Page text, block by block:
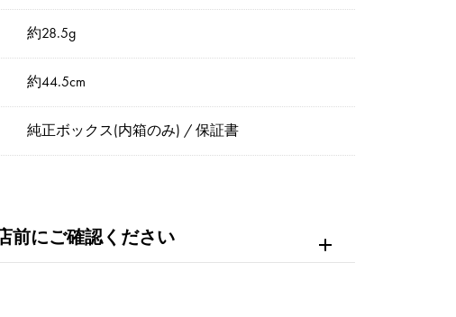
約28.5g
約44.5cm
純正ボックス(内箱のみ) / 保証書
前にご確認ください